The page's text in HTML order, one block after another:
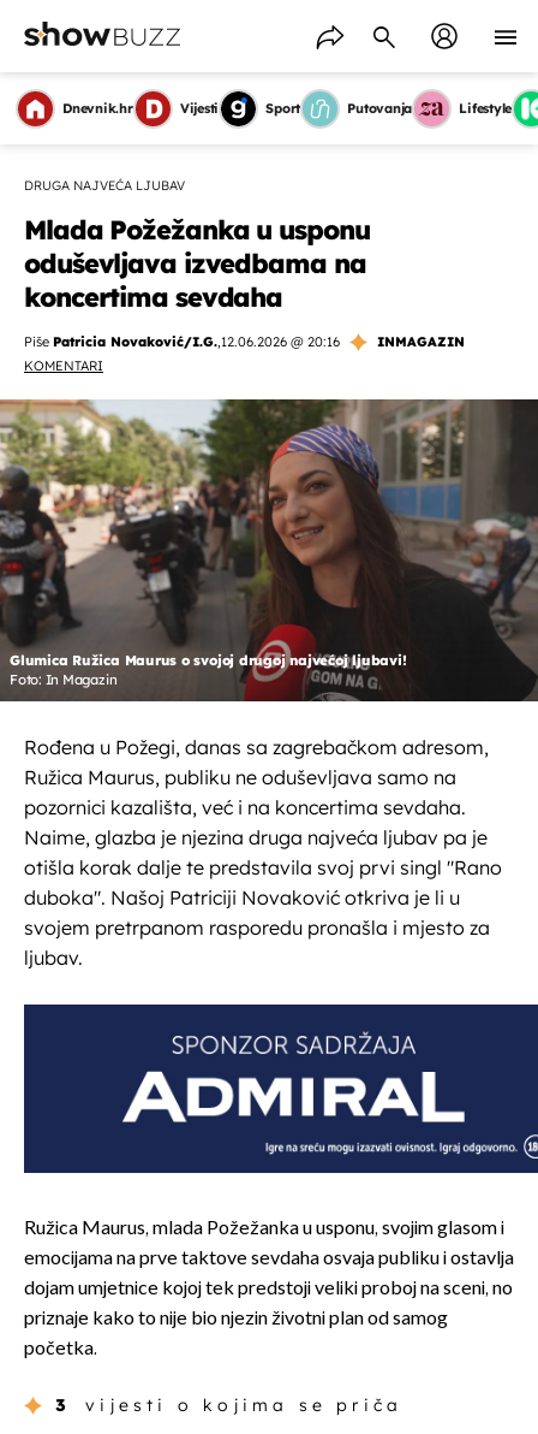
Dnevnik.hr Vijesti Sport Putovanja Lifestyle
DRUGA NAJVEĆA LJUBAV
Mlada Požežanka u usponu
oduševljava izvedbama na
koncertima sevdaha
Piše Patricia Novaković/I.G.,12.06.2026 @ 20:16
INMAGAZIN
KOMENTARI
Glumica Ružica Maurus o svojoj drugoj najvećoj ljubavi!
Foto: In Magazin
Rođena u Požegi, danas sa zagrebačkom adresom,
Ružica Maurus, publiku ne oduševljava samo na
pozornici kazališta, već i na koncertima sevdaha.
Naime, glazba je njezina druga najveća ljubav pa je
otišla korak dalje te predstavila svoj prvi singl "Rano
duboka". Našoj Patriciji Novaković otkriva je li u
svojem pretrpanom rasporedu pronašla i mjesto za
ljubav.
Ružica Maurus, mlada Požežanka u usponu, svojim glasom i
emocijama na prve taktove sevdaha osvaja publiku i ostavlja
dojam umjetnice kojoj tek predstoji veliki proboj na sceni, no
priznaje kako to nije bio njezin životni plan od samog
početka.
3 vijesti o kojima se priča
OMOGUĆI OBAVIJESTI